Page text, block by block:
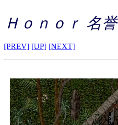
Ｈｏｎｏｒ 名誉
[PREV] [UP] [NEXT]